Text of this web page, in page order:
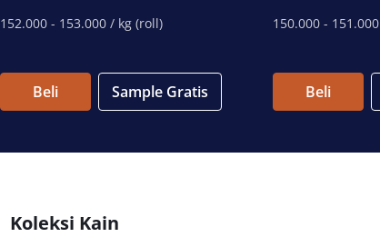
152.000 - 153.000 / kg (roll)
Beli Sample Gratis
150.000 - 151.000
Beli
Koleksi Kain